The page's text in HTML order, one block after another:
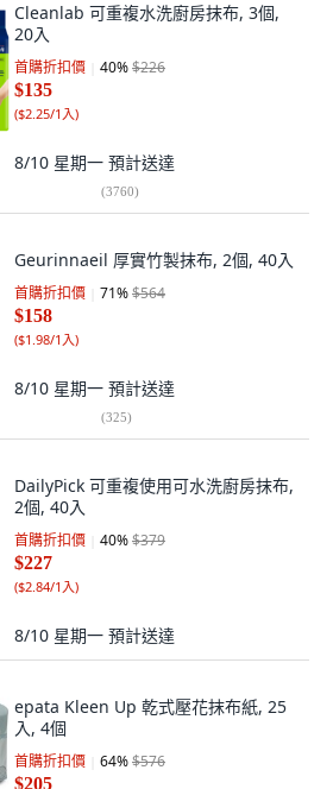
Cleanlab 可重複水洗廚房抹布, 3個,
20入
首購折扣價 40%$226
$135
($2.25/1入)
8/10 星期一 預計送達
(3760)
Geurinnaeil 厚實竹製抹布, 2個, 40入
首購折扣價 71%$564
$158
($1.98/1入)
8/10 星期一 預計送達
(325)
DailyPick 可重複使用可水洗廚房抹布,
2個, 40入
首購折扣價 40%$379
$227
($2.84/1入)
8/10 星期一 預計送達
epata Kleen Up 乾式壓花抹布紙, 25
入, 4個
首購折扣價 64%$576
$205